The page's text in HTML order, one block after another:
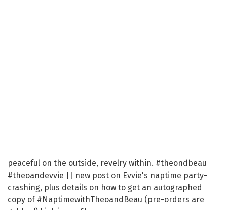
peaceful on the outside, revelry within. #theondbeau
#theoandevvie || new post on Evvie's naptime party-
crashing, plus details on how to get an autographed
copy of #NaptimewithTheoandBeau (pre-orders are